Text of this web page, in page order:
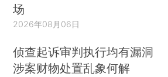
场
2026年08月06日
侦查起诉审判执行均有漏洞
涉案财物处置乱象何解